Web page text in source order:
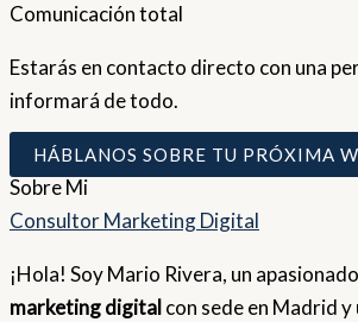
Comunicación total
Estarás en contacto directo con una
informará de todo.
HÁBLANOS SOBRE TU PRÓXIMA
SobreMi
Consultor Marketing Digital
¡Hola! Soy Mario Rivera, un apasionado
marketing digital con sede en Madrid y